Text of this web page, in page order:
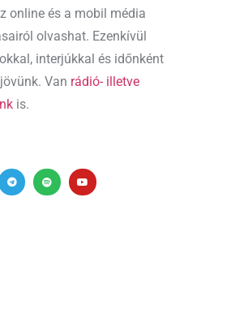
online és a mobil média
olvashat. Ezenkívül
interjúkkal és időnként
Van rádió- illetve
is.